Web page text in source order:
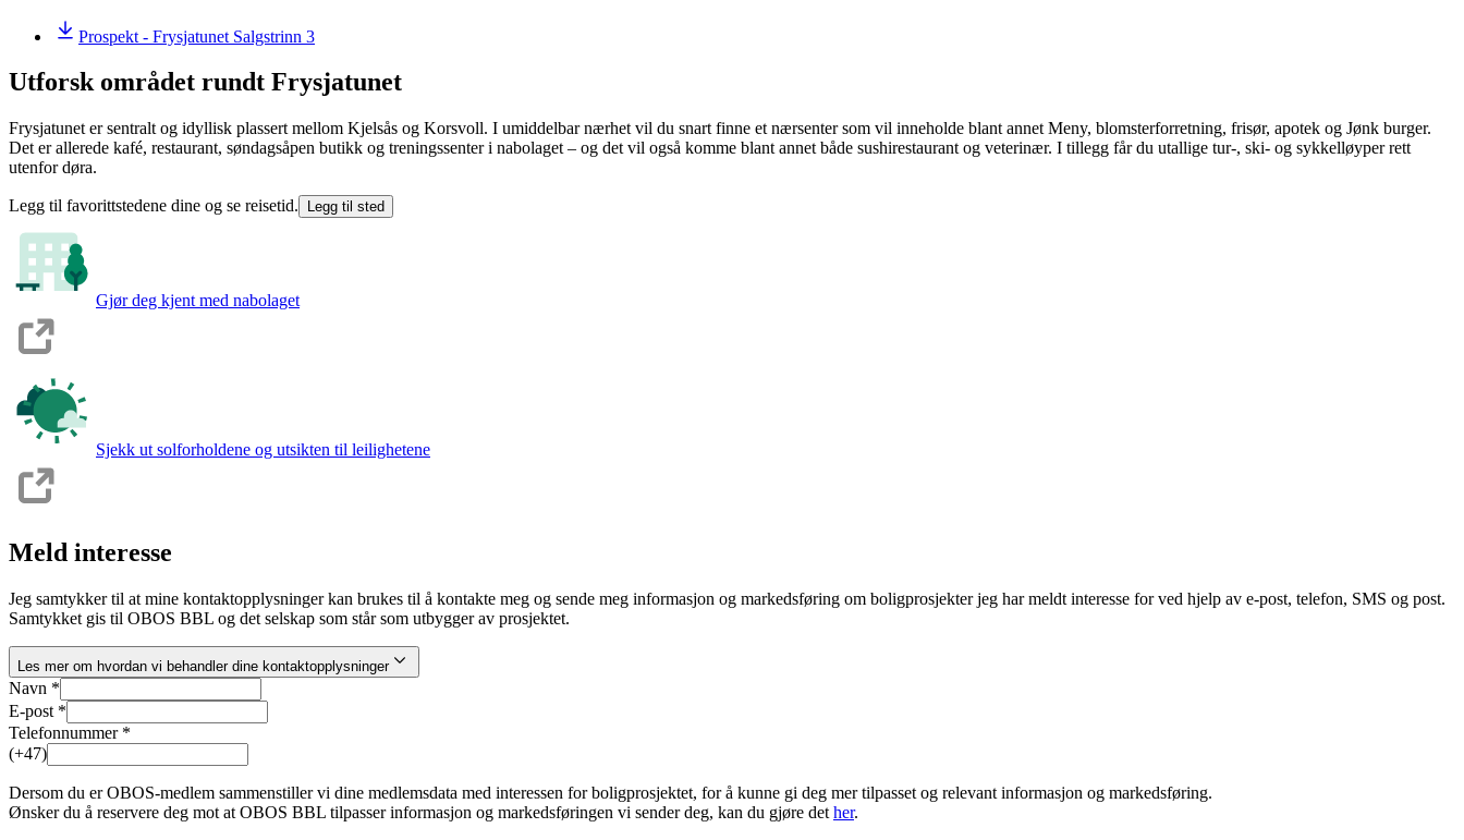
Prospekt - Frysjatunet Salgstrinn 3
Utforsk området rundt Frysjatunet
Frysjatunet er sentralt og idyllisk plassert mellom Kjelsås og Korsvoll. I umiddelbar nærhet vil du snart finne et nærsenter som vil inneholde blant annet Meny, blomsterforretning, frisør, apotek og Jønk burger.
Det er allerede kafé, restaurant, søndagsåpen butikk og treningssenter i nabolaget – og det vil også komme blant annet både sushirestaurant og veterinær. I tillegg får du utallige tur-, ski- og sykkelløyper rett
utenfor døra.
Legg til favorittstedene dine og se reisetid. Legg til sted
Gjør deg kjent med nabolaget
Sjekk ut solforholdene og utsikten til leilighetene
Meld interesse
Jeg samtykker til at mine kontaktopplysninger kan brukes til å kontakte meg og sende meg informasjon og markedsføring om boligprosjekter jeg har meldt interesse for ved hjelp av e-post, telefon, SMS og post.
Samtykket gis til OBOS BBL og det selskap som står som utbygger av prosjektet.
Les mer om hvordan vi behandler dine kontaktopplysninger
Navn *
E-post *
Telefonnummer *
(+47)
Dersom du er OBOS-medlem sammenstiller vi dine medlemsdata med interessen for boligprosjektet, for å kunne gi deg mer tilpasset og relevant informasjon og markedsføring.
Ønsker du å reservere deg mot at OBOS BBL tilpasser informasjon og markedsføringen vi sender deg, kan du gjøre det her.